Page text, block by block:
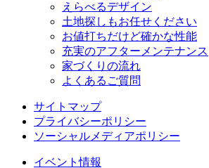
えらべるデザイン
土地探しもお任せください
お値打ちだけど確かな性能
充実のアフターメンテナンス
家づくりの流れ
よくあるご質問
サイトマップ
プライバシーポリシー
ソーシャルメディアポリシー
イベント情報